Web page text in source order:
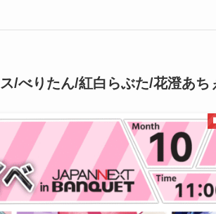
/べりたん/紅白らぶた/花澄あち